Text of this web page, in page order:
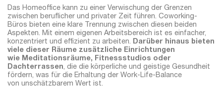
Das Homeoffice kann zu einer Verwischung der Grenzen
zwischen beruflicher und privater Zeit führen. Coworking-
Büros bieten eine klare Trennung zwischen diesen beiden
Aspekten. Mit einem eigenen Arbeitsbereich ist es einfacher,
konzentriert und effizient zu arbeiten. Darüber hinaus bieten
viele dieser Räume zusätzliche Einrichtungen
wie Meditationsräume, Fitnessstudios oder
Dachterrassen, die die körperliche und geistige Gesundheit
fördern, was für die Erhaltung der Work-Life-Balance
von unschätzbarem Wert ist.